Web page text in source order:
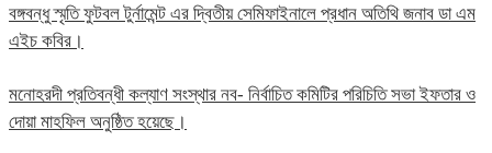
বঙ্গবন্ধু স্মৃতি ফুটবল টুর্নামেন্ট এর দ্বিতীয় সেমিফাইনালে প্রধান অতিথি জনাব ডা এম
এইচ কবির।
মনোহরদী প্রতিবন্ধী কল্যাণ সংস্থার নব- নির্বাচিত কমিটির পরিচিতি সভা ইফতার ও
দোয়া মাহফিল অনুষ্ঠিত হয়েছে।